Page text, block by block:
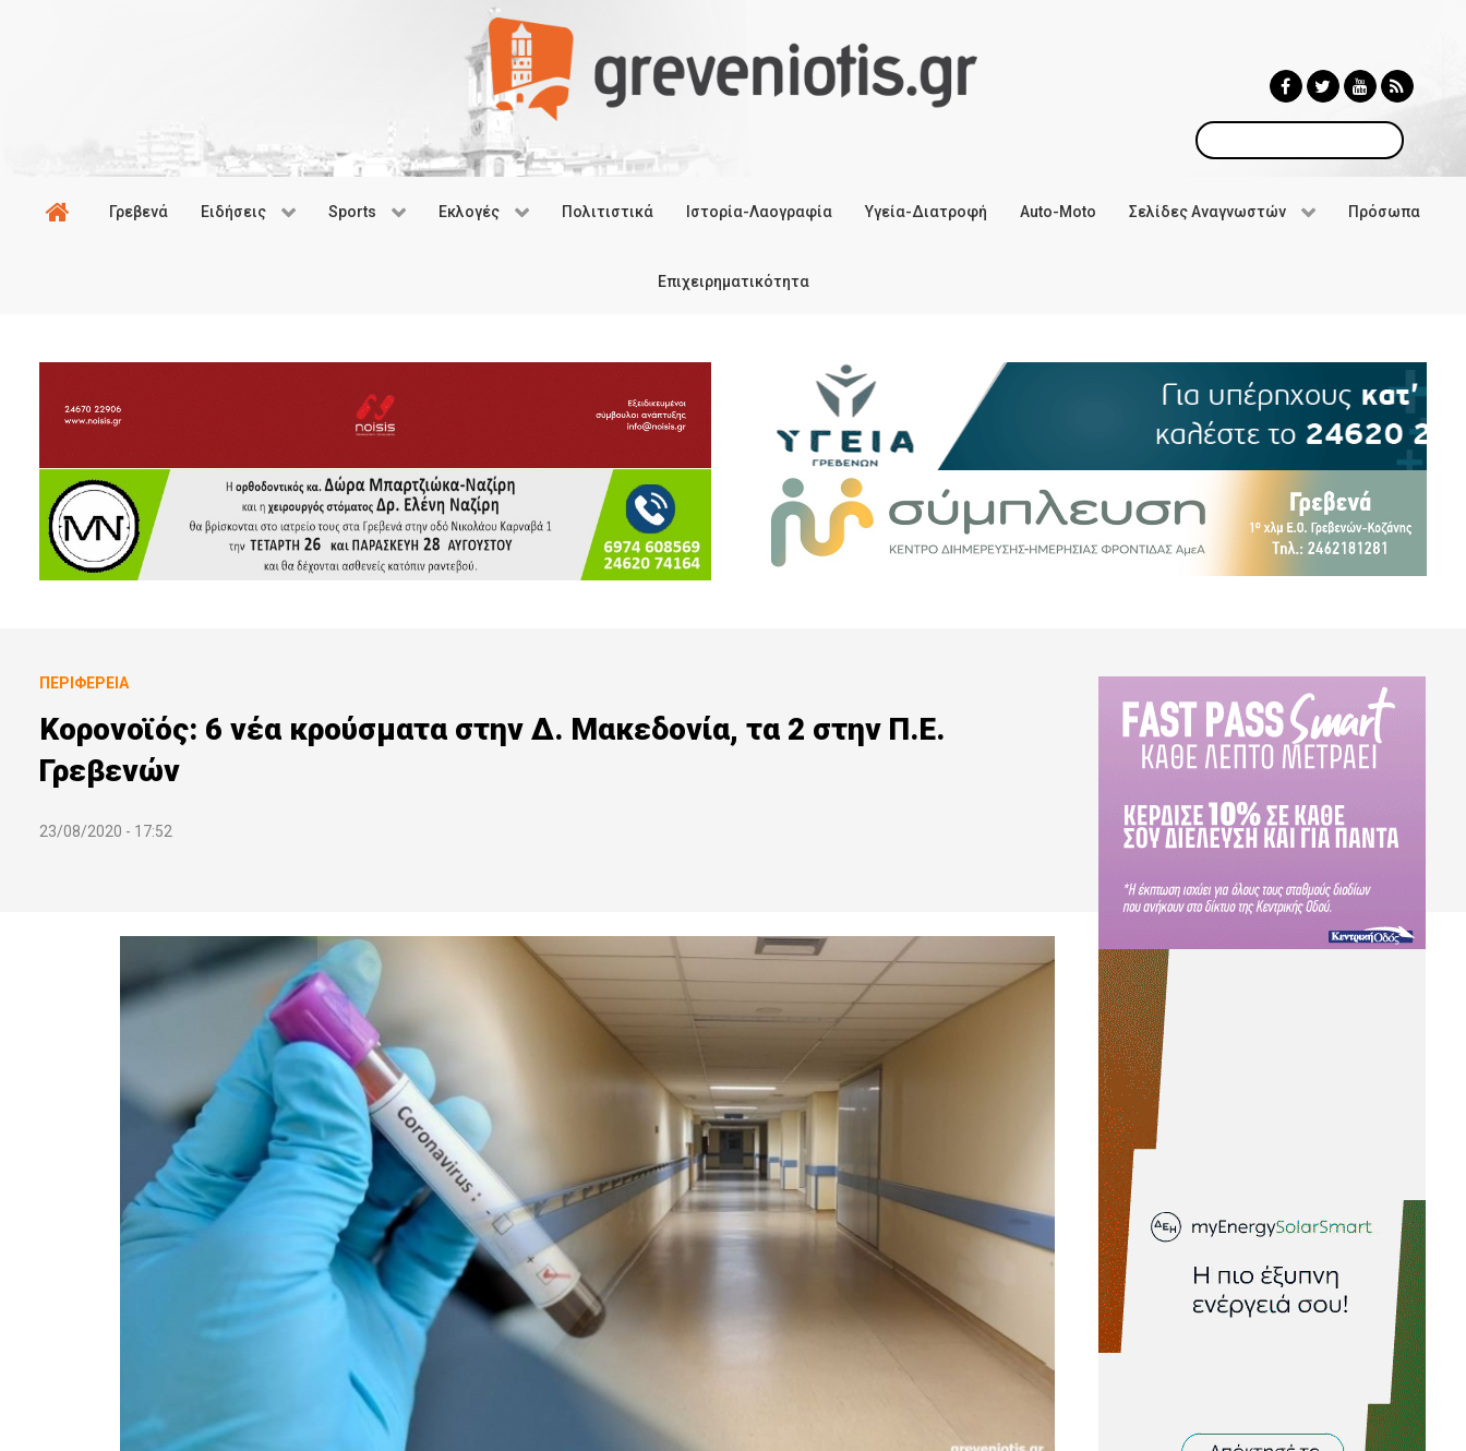
Αναζήτηση
Γρεβενά Ειδήσεις Sports Εκλογές Πολιτιστικά Ιστορία-Λαογραφία Υγεία-Διατροφή Auto-Moto Σελίδες Αναγνωστών Πρόσωπα
Επιχειρηματικότητα
ΠΕΡΙΦΈΡΕΙΑ
Κορονοϊός: 6 νέα κρούσματα στην Δ. Μακεδονία, τα 2 στην Π.Ε.
Γρεβενών
23/08/2020 - 17:52